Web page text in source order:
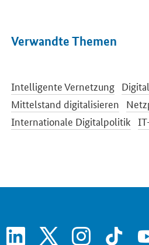
Verwandte Themen
Intelligente Vernetzung
Mittelstand digitalisieren
Internationale Digitalpolitik
linkedin instagram tiktok